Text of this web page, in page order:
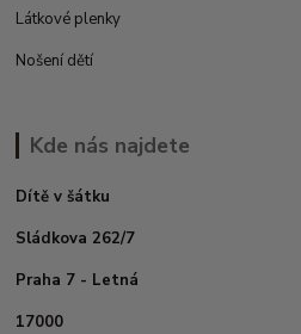
Látkové plenky
Nošení dětí
Kde nás najdete
Dítě v šátku
Sládkova 262/7
Praha 7 - Letná
17000